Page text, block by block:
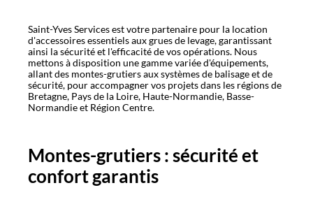
Saint-Yves Services est votre partenaire pour la location
d'accessoires essentiels aux grues de levage, garantissant
ainsi la sécurité et l'efficacité de vos opérations. Nous
mettons à disposition une gamme variée d'équipements,
allant des montes-grutiers aux systèmes de balisage et de
sécurité, pour accompagner vos projets dans les régions de
Bretagne, Pays de la Loire, Haute-Normandie, Basse-
Normandie et Région Centre.
Montes-grutiers : sécurité et
confort garantis